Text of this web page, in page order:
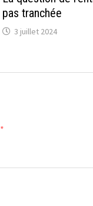
pas tranchée
3 juillet 2024
*